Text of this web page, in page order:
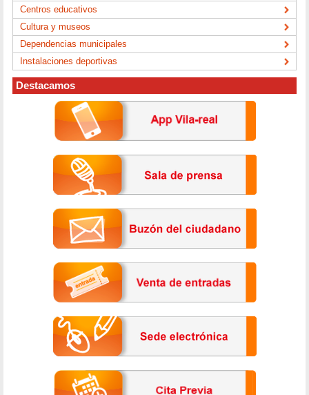
Centros educativos
Cultura y museos
Dependencias municipales
Instalaciones deportivas
Destacamos